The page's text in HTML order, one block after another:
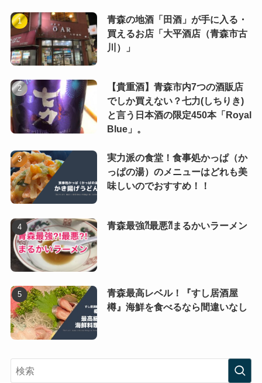
青森の地酒「田酒」が手に入る・
買えるお店「大平酒店（青森市古
川）」
【貴重酒】青森市内7つの酒販店
でしか買えない？七力(しちりき)
と言う日本酒の限定450本「Royal
Blue」。
実力派の食堂！食事処かっぱ（か
っぱの湯）のメニューはどれも美
味しいのでおすすめ！！
青森最強⁈最悪⁈まるかいラーメン
青森最高レベル！『すし居酒屋
樽』海鮮を食べるなら間違いなし